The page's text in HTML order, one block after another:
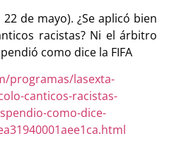
de mayo). ¿Se aplicó bien
racistas? Ni el árbitro
como dice la FIFA
programas/lasexta-
canticos-racistas-
como-dice-